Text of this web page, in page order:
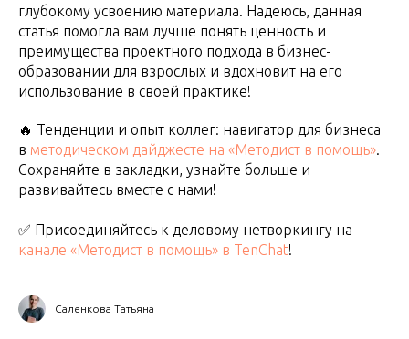
глубокому усвоению материала. Надеюсь, данная
статья помогла вам лучше понять ценность и
преимущества проектного подхода в бизнес-
образовании для взрослых и вдохновит на его
использование в своей практике!
🔥 Тенденции и опыт коллег: навигатор для бизнеса
в методическом дайджесте на «Методист в помощь».
Сохраняйте в закладки, узнайте больше и
развивайтесь вместе с нами!
✅ Присоединяйтесь к деловому нетворкингу на
канале «Методист в помощь» в TenChat!
Саленкова Татьяна